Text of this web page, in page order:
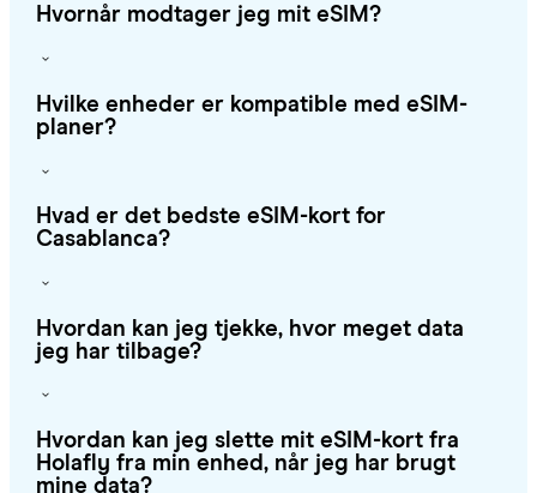
Hvornår modtager jeg mit eSIM?
Hvilke enheder er kompatible med eSIM-
planer?
Hvad er det bedste eSIM-kort for
Casablanca?
Hvordan kan jeg tjekke, hvor meget data
jeg har tilbage?
Hvordan kan jeg slette mit eSIM-kort fra
Holafly fra min enhed, når jeg har brugt
mine data?